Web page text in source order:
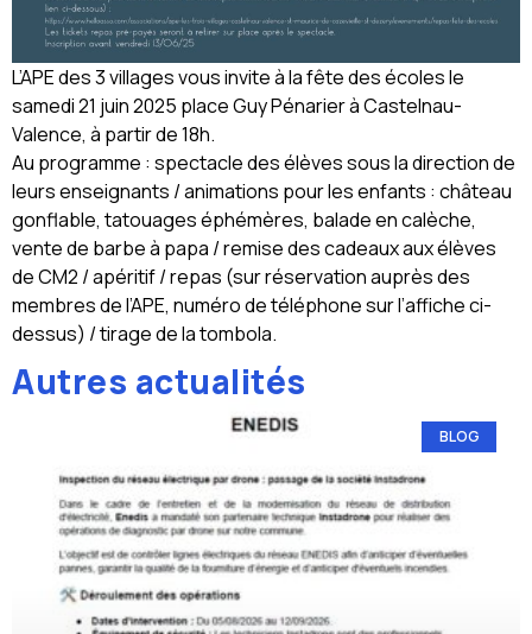
L’APE des 3 villages vous invite à la fête des écoles le
samedi 21 juin 2025 place Guy Pénarier à Castelnau-
Valence, à partir de 18h.
Au programme : spectacle des élèves sous la direction de
leurs enseignants / animations pour les enfants : château
gonflable, tatouages éphémères, balade en calèche,
vente de barbe à papa / remise des cadeaux aux élèves
de CM2 / apéritif / repas (sur réservation auprès des
membres de l’APE, numéro de téléphone sur l’affiche ci-
dessus) / tirage de la tombola.
Autres actualités
BLOG